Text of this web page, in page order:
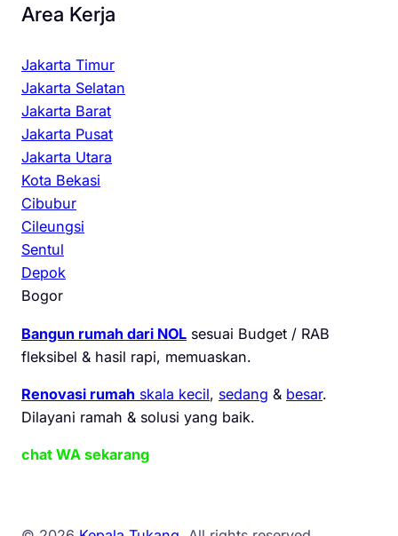
Area Kerja
Jakarta Timur
Jakarta Selatan
Jakarta Barat
Jakarta Pusat
Jakarta Utara
Kota Bekasi
Cibubur
Cileungsi
Sentul
Depok
Bogor
Bangun rumah dari NOL sesuai Budget / RAB
fleksibel & hasil rapi, memuaskan.
Renovasi rumah skala kecil, sedang & besar.
Dilayani ramah & solusi yang baik.
chat WA sekarang